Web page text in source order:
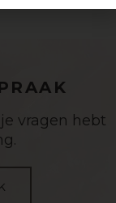
vragen hebt